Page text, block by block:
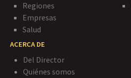
Regiones
Empresas
Salud
ACERCA DE
Del Director
Quiénes somos